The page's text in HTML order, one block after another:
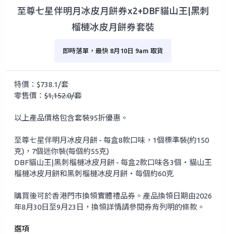
至尊七星伴明月冰皮月餅券x2+DBF貓山王|黑刺
榴槤冰皮月餅券套裝
即時落單，最快 8月10日 9am 取貨
特價：$738.1/套
零售價： $1,152.0/套
以上產品價格包含套裝95折優惠。
至尊七星伴明月冰皮月餅 - 每盒8款口味，1個標準裝(約150
克)，7個迷你裝(每個約55克)
DBF貓山王|黑刺榴槤冰皮月餅 - 每盒2款口味各3個‧貓山王
榴槤冰皮月餅和黑刺榴槤冰皮月餅‧每個約60克
購買後可於香港門市換領實體禮品券。產品換領日期由2026
年8月30日至9月23日，換領詳情請參閱券背列明的條款。
選項